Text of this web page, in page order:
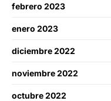
febrero 2023
enero 2023
diciembre 2022
noviembre 2022
octubre 2022